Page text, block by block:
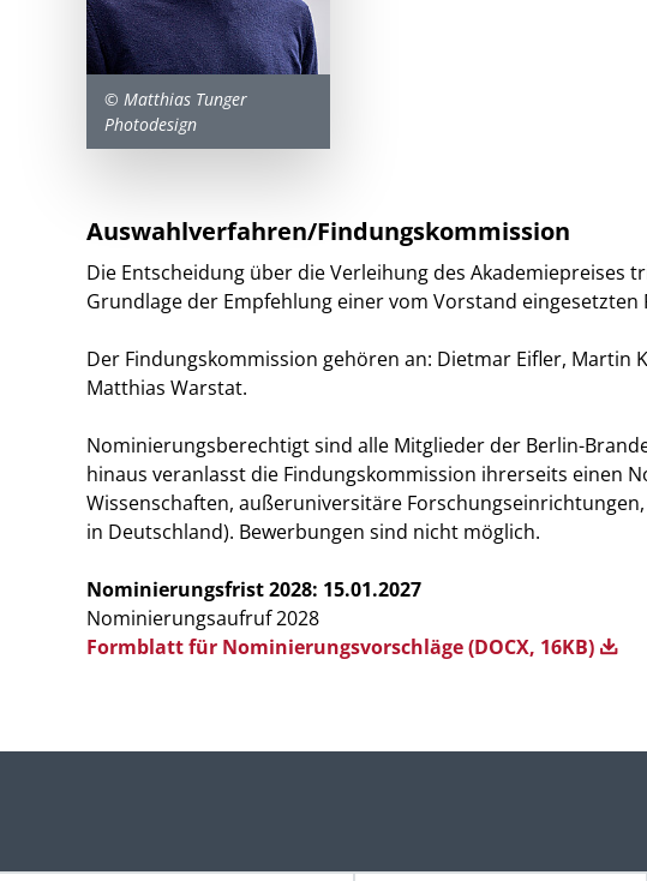
© Matthias Tunger
Photodesign
Auswahlverfahren/Findungskommission
Die Entscheidung über die Verleihung des
Grundlage der Empfehlung einer vom Vorstand
Der Findungskommission gehören an: Dietmar Eifler, Martin
Matthias Warstat.
Nominierungsberechtigt sind alle Mitglieder der Berlin-
hinaus veranlasst die Findungskommission ihrerseits einen
Wissenschaften, außeruniversitäre
in Deutschland). Bewerbungen sind nicht möglich.
Nominierungsfrist 2028: 15.01.2027
Nominierungsaufruf 2028
Formblatt für Nominierungsvorschläge (DOCX, 16KB)